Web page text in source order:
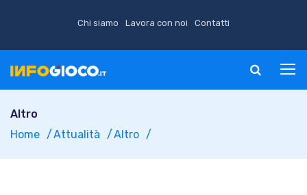
Chi siamo Lavora con noi Contatti
Altro
Home
Attualità Altro